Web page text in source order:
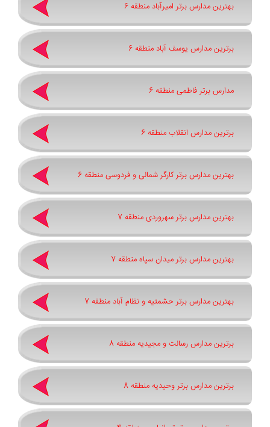
بهترین مدارس برتر امیرآباد منطقه 6
برترین مدارس یوسف آباد منطقه 6
مدارس برتر فاطمی منطقه 6
برترین مدارس انقلاب منطقه 6
بهترین مدارس برتر کارگر شمالی و فردوسی منطقه 6
بهترین مدارس برتر سهروردی منطقه 7
بهترین مدارس برتر میدان سپاه منطقه 7
بهترین مدارس برتر حشمتیه و نظام آباد منطقه 7
برترین مدارس رسالت و مجیدیه منطقه 8
برترین مدارس برتر وحیدیه منطقه 8